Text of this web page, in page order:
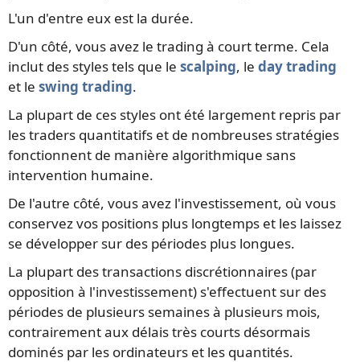
L'un d'entre eux est la durée.
D'un côté, vous avez le trading à court terme. Cela
inclut des styles tels que le scalping, le day trading
et le swing trading.
La plupart de ces styles ont été largement repris par
les traders quantitatifs et de nombreuses stratégies
fonctionnent de manière algorithmique sans
intervention humaine.
De l'autre côté, vous avez l'investissement, où vous
conservez vos positions plus longtemps et les laissez
se développer sur des périodes plus longues.
La plupart des transactions discrétionnaires (par
opposition à l'investissement) s'effectuent sur des
périodes de plusieurs semaines à plusieurs mois,
contrairement aux délais très courts désormais
dominés par les ordinateurs et les quantités.